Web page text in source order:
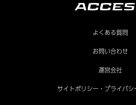
よくある質問
お問い合わせ
運営会社
サイトポリシー・プライバ